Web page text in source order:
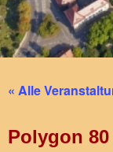
« Alle
Polygon